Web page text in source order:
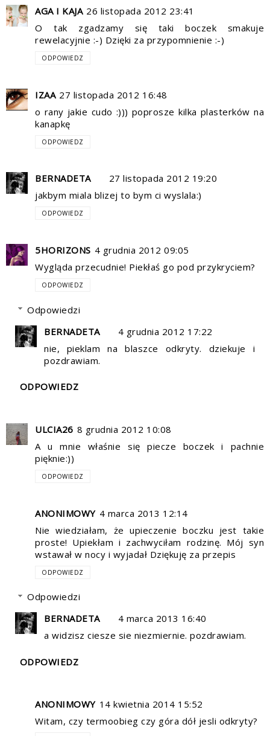
AGA I KAJA 26 listopada 2012 23:41
O tak zgadzamy się taki boczek smakuje
rewelacyjnie :-) Dzięki za przypomnienie :-)
ODPOWIEDZ
IZAA 27 listopada 2012 16:48
o rany jakie cudo :))) poprosze kilka plasterków na
kanapkę
ODPOWIEDZ
BERNADETA
27 listopada 2012 19:20
jakbym miala blizej to bym ci wyslala:)
ODPOWIEDZ
5HORIZONS 4 grudnia 2012 09:05
Wygląda przecudnie! Piekłaś go pod przykryciem?
ODPOWIEDZ
Odpowiedzi
BERNADETA
4 grudnia 2012 17:22
nie, pieklam na blaszce odkryty. dziekuje i
pozdrawiam.
ODPOWIEDZ
ULCIA26 8 grudnia 2012 10:08
A u mnie właśnie się piecze boczek i pachnie
pięknie:))
ODPOWIEDZ
ANONIMOWY 4 marca 2013 12:14
Nie wiedziałam, że upieczenie boczku jest takie
proste! Upiekłam i zachwyciłam rodzinę. Mój syn
wstawał w nocy i wyjadał Dziękuję za przepis
ODPOWIEDZ
Odpowiedzi
BERNADETA
4 marca 2013 16:40
a widzisz ciesze sie niezmiernie. pozdrawiam.
ODPOWIEDZ
ANONIMOWY 14 kwietnia 2014 15:52
Witam, czy termoobieg czy góra dół jesli odkryty?